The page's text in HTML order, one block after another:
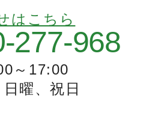
はこちら
277-968
～17:00
曜、祝日